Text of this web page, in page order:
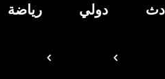
دولي رياضة